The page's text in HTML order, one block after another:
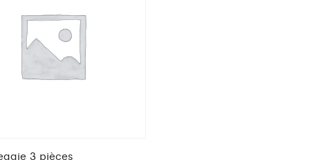
3 pièces